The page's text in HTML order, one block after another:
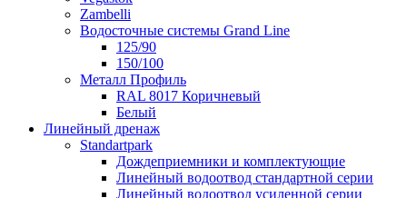
Zambelli
Водосточные системы Grand Line
125/90
150/100
Металл Профиль
RAL 8017 Коричневый
Белый
Линейный дренаж
Standartpark
Дождеприемники и комплектующие
Линейный водоотвод стандартной серии
Линейный водоотвод усиленной серии